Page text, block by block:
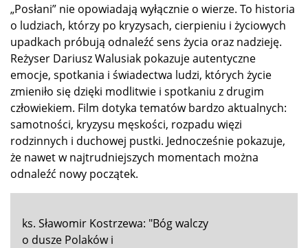
„Posłani” nie opowiadają wyłącznie o wierze. To historia
o ludziach, którzy po kryzysach, cierpieniu i życiowych
upadkach próbują odnaleźć sens życia oraz nadzieję.
Reżyser Dariusz Walusiak pokazuje autentyczne
emocje, spotkania i świadectwa ludzi, których życie
zmieniło się dzięki modlitwie i spotkaniu z drugim
człowiekiem. Film dotyka tematów bardzo aktualnych:
samotności, kryzysu męskości, rozpadu więzi
rodzinnych i duchowej pustki. Jednocześnie pokazuje,
że nawet w najtrudniejszych momentach można
odnaleźć nowy początek.
ks. Sławomir Kostrzewa: "Bóg walczy
o dusze Polaków i